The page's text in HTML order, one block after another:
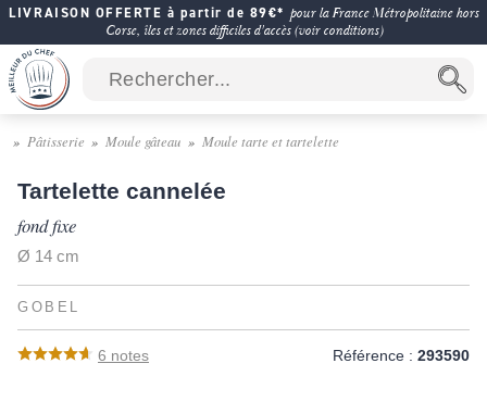
LIVRAISON OFFERTE à partir de 89€* pour la France Métropolitaine hors
Corse, îles et zones difficiles d'accès (voir conditions)
Pâtisserie Moule gâteau Moule tarte et tartelette
Tartelette cannelée
fond fixe
Ø 14 cm
GOBEL
6 notes Référence : 293590